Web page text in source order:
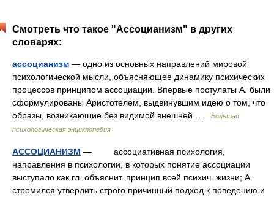
Смотреть что такое "Ассоцианизм" в других
словарях:
ассоцианизм — одно из основных направлений мировой
психологической мысли, объясняющее динамику психических
процессов принципом ассоциации. Впервые постулаты А. были
сформулированы Аристотелем, выдвинувшим идею о том, что
образы, возникающие без видимой внешней …
Большая
психологическая энциклопедия
АССОЦИАНИЗМ — ассоциативная психология,
направления в психологии, в которых понятие ассоциации
выступало как гл. объяснит. принцип всей психич. жизни; А.
стремился утвердить строго причинный подход к поведению и